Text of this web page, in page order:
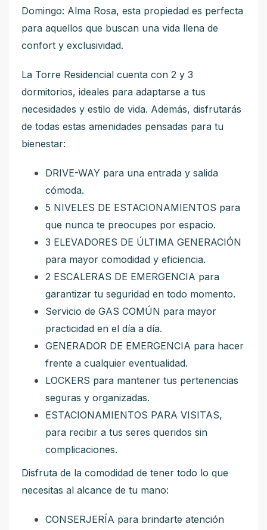
Domingo: Alma Rosa, esta propiedad es perfecta
para aquellos que buscan una vida llena de
confort y exclusividad.
La Torre Residencial cuenta con 2 y 3
dormitorios, ideales para adaptarse a tus
necesidades y estilo de vida. Además, disfrutarás
de todas estas amenidades pensadas para tu
bienestar:
DRIVE-WAY para una entrada y salida
cómoda.
5 NIVELES DE ESTACIONAMIENTOS para
que nunca te preocupes por espacio.
3 ELEVADORES DE ÚLTIMA GENERACIÓN
para mayor comodidad y eficiencia.
2 ESCALERAS DE EMERGENCIA para
garantizar tu seguridad en todo momento.
Servicio de GAS COMÚN para mayor
practicidad en el día a día.
GENERADOR DE EMERGENCIA para hacer
frente a cualquier eventualidad.
LOCKERS para mantener tus pertenencias
seguras y organizadas.
ESTACIONAMIENTOS PARA VISITAS,
para recibir a tus seres queridos sin
complicaciones.
Disfruta de la comodidad de tener todo lo que
necesitas al alcance de tu mano:
CONSERJERÍA para brindarte atención